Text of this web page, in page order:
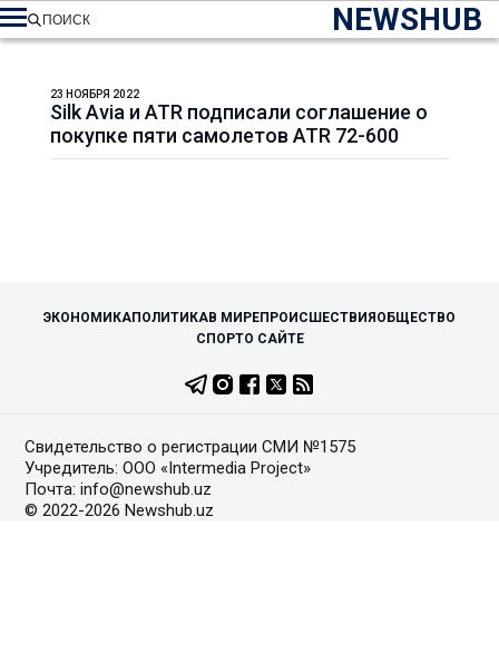
NEWSHUB
ПОИСК
Silk Avia и ATR подписали соглашение о
покупке пяти самолетов ATR 72-600
23 НОЯБРЯ 2022
ЭКОНОМИКАПОЛИТИКАВ МИРЕПРОИСШЕСТВИЯ ОБЩЕСТВО
СПОРТО САЙТЕ
Свидетельство о регистрации СМИ №1575
Учредитель: ООО «Intermedia Project»
Почта: info@newshub.uz
© 2022-2026 Newshub.uz